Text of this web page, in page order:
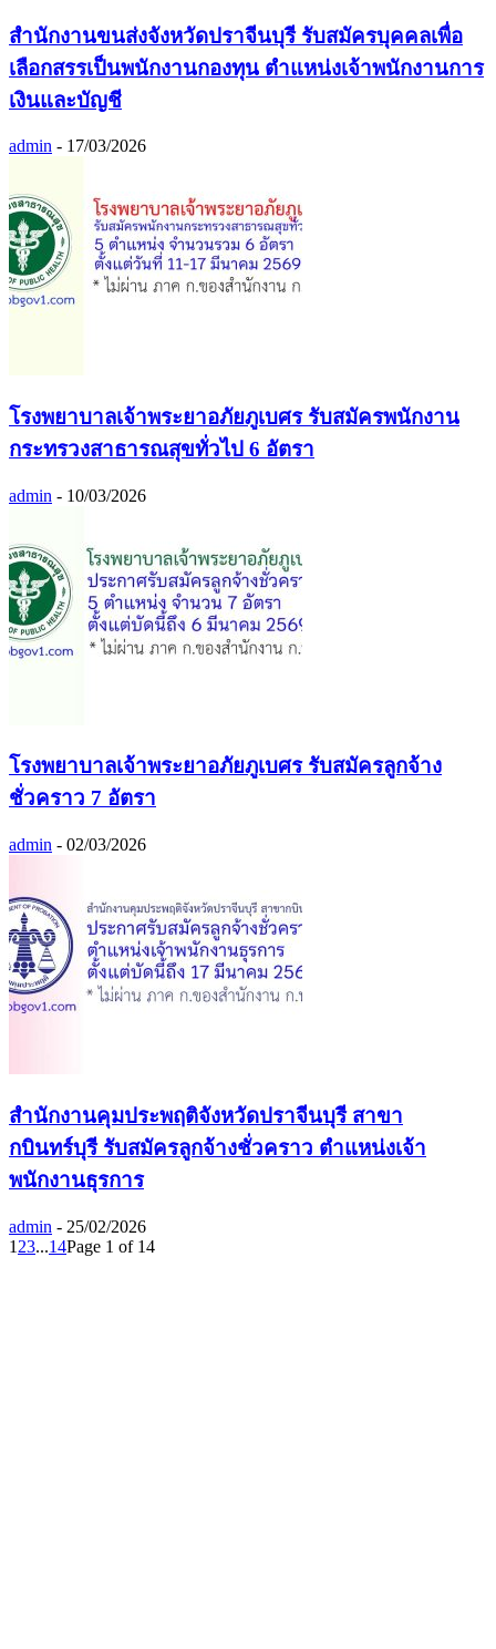
สำนักงานขนส่งจังหวัดปราจีนบุรี รับสมัครบุคคลเพื่อ
เลือกสรรเป็นพนักงานกองทุน ตำแหน่งเจ้าพนักงานการ
เงินและบัญชี
admin - 17/03/2026
โรงพยาบาลเจ้าพระยาอภัยภูเบศร รับสมัครพนักงาน
กระทรวงสาธารณสุขทั่วไป 6 อัตรา
admin - 10/03/2026
โรงพยาบาลเจ้าพระยาอภัยภูเบศร รับสมัครลูกจ้าง
ชั่วคราว 7 อัตรา
admin - 02/03/2026
สำนักงานคุมประพฤติจังหวัดปราจีนบุรี สาขา
กบินทร์บุรี รับสมัครลูกจ้างชั่วคราว ตำแหน่งเจ้า
พนักงานธุรการ
admin - 25/02/2026
1 23...14Page 1 of 14